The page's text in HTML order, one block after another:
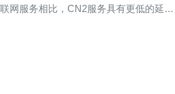
网服务相比，CN2服务具有更低的延
心，拥有先进的基础设施和稳定的政治